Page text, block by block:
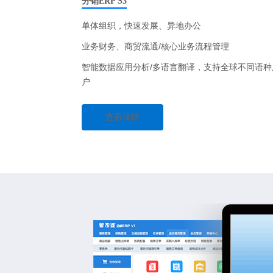
单体组织，快速发展、异地办公
业务财务、商贸流通/核心业务流程管理
智能数据应用分析/多语言翻译，支持全球不同语
户
查看详情